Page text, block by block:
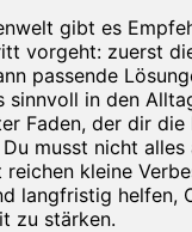
gibt es
vorgeht: zuerst
passende
sinnvoll in den
Faden, der dir die
musst nicht alles
kleine
langfristig helfen,
zu stärken.